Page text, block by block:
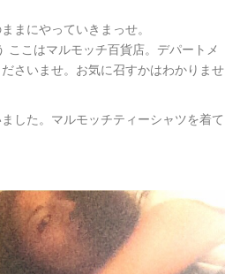
まにやっていきまっせ。
こはマルモッチ百貨店。デパートメ
さいませ。お気に召すかはわかりませ
した。マルモッチティーシャツを着て